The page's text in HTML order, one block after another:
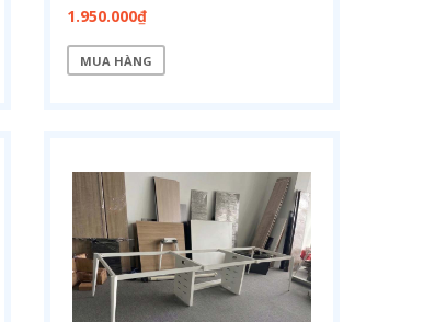
1.950.000₫
MUA HÀNG